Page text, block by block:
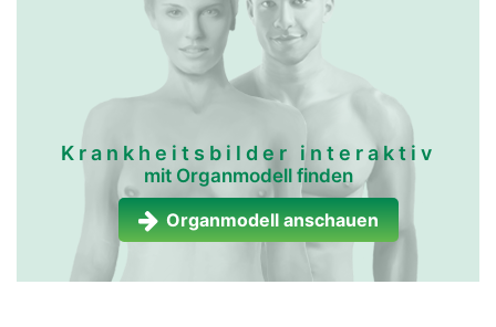
Krankheitsbilder interaktiv
mit Organmodell finden
Organmodell anschauen